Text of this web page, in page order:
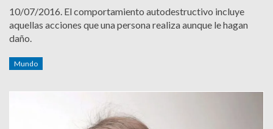
10/07/2016. El comportamiento autodestructivo incluye
aquellas acciones que una persona realiza aunque le hagan
daño.
Mundo